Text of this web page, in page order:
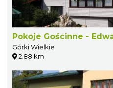
Pokoje Gościnne -
Górki Wielkie
2.88 km